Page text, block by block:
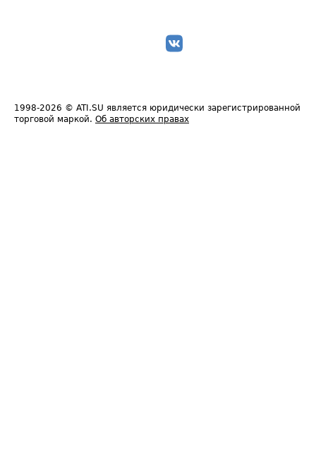
1998-2026 © ATI.SU является юридически зарегистрированной
торговой маркой. Об авторских правах